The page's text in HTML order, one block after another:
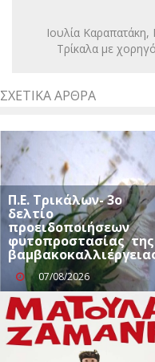
Ιουλία
Τρίκαλα με
ΣΧΕΤΙΚΆ ΆΡΘΡΑ
Π.Ε. Τρικάλων- 3ο
δελτίο
προειδοποιήσεων
φυτοπροστασίας της
07/08/2026